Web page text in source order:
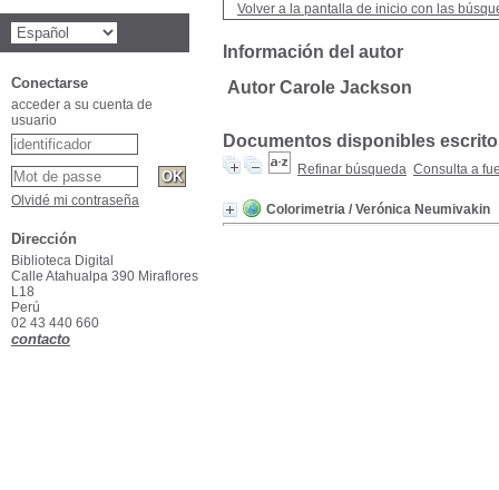
Volver a la pantalla de inicio con las
Información del autor
Autor Carole Jackson
Documentos disponibles
Refinar búsqueda Consulta a
Colorimetria / Verónica Neumivakin
Conectarse
acceder a su cuenta de
usuario
Olvidé mi contraseña
Dirección
Biblioteca Digital
Calle Atahualpa 390 Miraflores
L18
Perú
02 43 440 660
contacto